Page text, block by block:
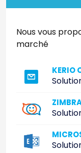
Nous vous
marché
KERIO